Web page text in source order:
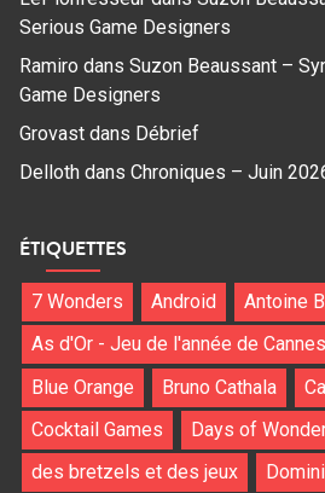
Serious Game Designers
Ramiro dans Suzon Beaussant –
Game Designers
Grovast dans Débrief
Delloth dans Chroniques – Juin
ÉTIQUETTES
7 Wonders Android Antoine
As d'Or - Jeu de l'année de Cannes
Blue Orange
Bruno Cathala
Cocktail Games
Days of
des bretzels et des jeux